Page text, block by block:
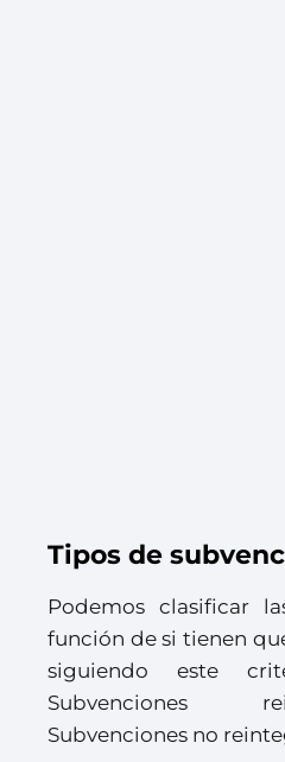
Tipos de
Podemos clasificar
función de si tienen
siguiendo este
Subvenciones
Subvenciones no